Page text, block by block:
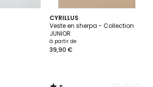
CYRILLUS
Veste en sherpa - Collection
JUNIOR
à partir de
39,90 €
5
/
5
5
Couleurs